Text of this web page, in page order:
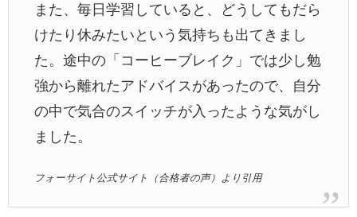
また、毎日学習していると、どうしてもだら
けたり休みたいという気持ちも出てきまし
た。途中の「コーヒーブレイク」では少し勉
強から離れたアドバイスがあったので、自分
の中で気合のスイッチが入ったような気がし
ました。
フォーサイト公式サイト（合格者の声）より引用